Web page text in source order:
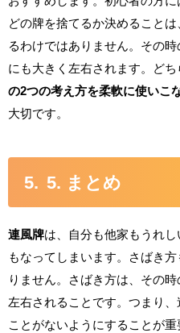
どの牌を捨てるか決めること
るわけではありません。その
にも大きく左右されます。どち
の2つの考え方を柔軟に使いこ
大切です。
5. まとめ
連風牌は、自分も他家もうれ
もなってしまいます。さばき
りません。さばき方は、その
左右されることです。つまり
ことがないようにすることが